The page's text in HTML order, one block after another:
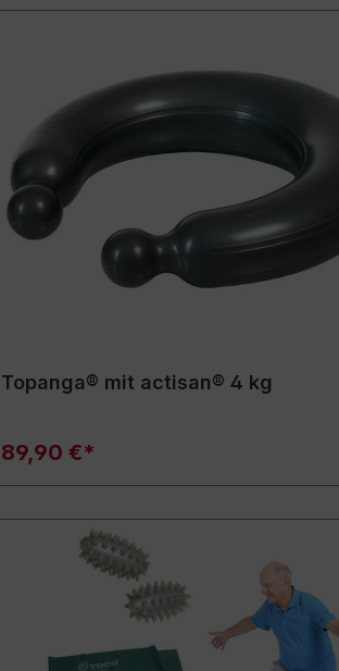
Topanga® mit actisan® 4 kg
89,90 €*